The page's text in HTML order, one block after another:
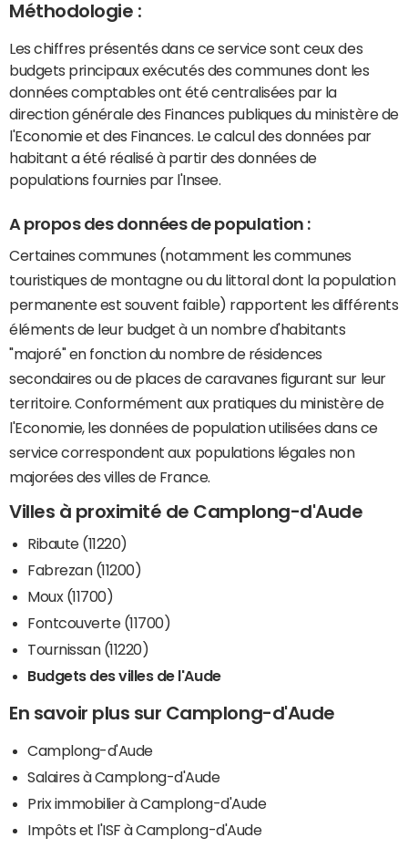
Méthodologie :
Les chiffres présentés dans ce service sont ceux des
budgets principaux exécutés des communes dont les
données comptables ont été centralisées par la
direction générale des Finances publiques du ministère de
l'Economie et des Finances. Le calcul des données par
habitant a été réalisé à partir des données de
populations fournies par l'Insee.
A propos des données de population :
Certaines communes (notamment les communes
touristiques de montagne ou du littoral dont la population
permanente est souvent faible) rapportent les différents
éléments de leur budget à un nombre d'habitants
"majoré" en fonction du nombre de résidences
secondaires ou de places de caravanes figurant sur leur
territoire. Conformément aux pratiques du ministère de
l'Economie, les données de population utilisées dans ce
service correspondent aux populations légales non
majorées des villes de France.
Villes à proximité de Camplong-d'Aude
Ribaute (11220)
Fabrezan (11200)
Moux (11700)
Fontcouverte (11700)
Tournissan (11220)
Budgets des villes de l'Aude
En savoir plus sur Camplong-d'Aude
Camplong-d'Aude
Salaires à Camplong-d'Aude
Prix immobilier à Camplong-d'Aude
Impôts et l'ISF à Camplong-d'Aude